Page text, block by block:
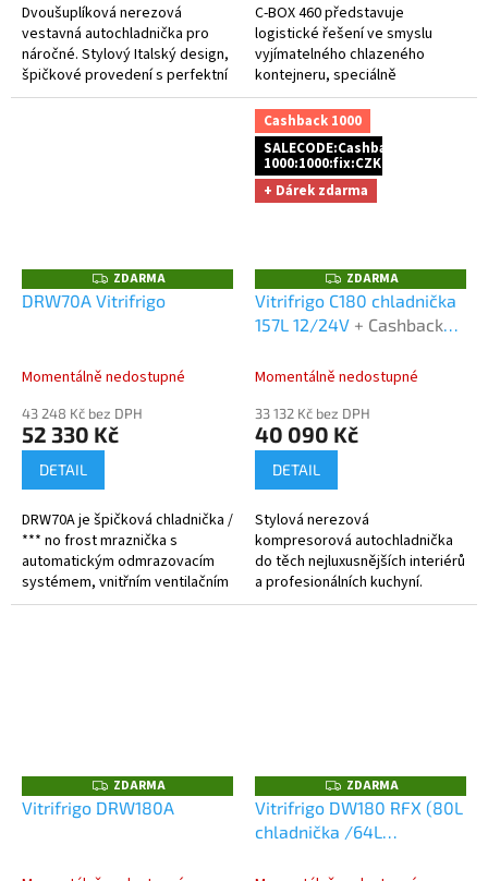
Dvoušuplíková nerezová
vestavná autochladnička pro
náročné. Stylový Italský design,
špičkové provedení s perfektní
funkčností a výkonem.
C-BOX 460 představuje
logistické řešení ve smyslu
vyjímatelného chlazeného
kontejneru, speciálně
navrženého pro přepravu rychle
se kazícího zboží při zachování
kontrolovaného...
Z
D
A
ZDARMA
DRW70A Vitrifrigo
Momentálně nedostupné
43 248 Kč bez DPH
52 330 Kč
DETAIL
DRW70A je špičková chladnička /
*** no frost mraznička s
automatickým odmrazovacím
systémem, vnitřním ventilačním
systémem a s volným
Cashback 1000
SALECODE:Cashback
1000:1000:fix:CZK
+ Dárek zdarma
Z
D
A
R
ZDARMA
Vitrifrigo C180 chladnička
157L 12/24V + Cashback
sleva za platbu předem
Momentálně nedostupné
33 132 Kč bez DPH
40 090 Kč
DETAIL
Stylová nerezová
kompresorová autochladnička
do těch nejluxusnějších interiérů
a profesionálních kuchyní.
Italský design a špičkové
Z
D
A
ZDARMA
Vitrifrigo DRW180A
Z
D
A
R
ZDARMA
Vitrifrigo DW180 RFX (80L
chladnička /64L